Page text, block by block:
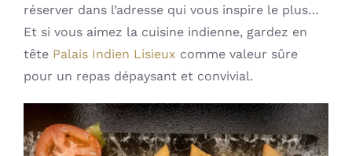
réserver dans l’adresse qui vous inspire le plus…
Et si vous aimez la cuisine indienne, gardez en
tête Palais Indien Lisieux comme valeur sûre
pour un repas dépaysant et convivial.